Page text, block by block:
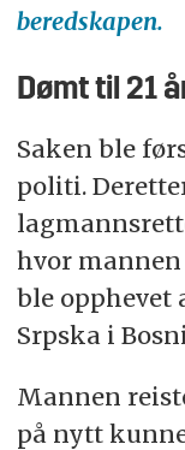
beredskapen.
Dømt til 21
Saken ble
politi.
hvor
ble opphevet
Srpska i
Mannen
på nytt